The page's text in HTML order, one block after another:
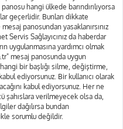
hangi ülkede barındırılıyorsa
geçerlidir. Bunları dikkate
panosundan yasaklanırsınız
Servis Sağlayıcınız da haberdar
uygulanmasına yardımcı olmak
mesaj panosunda uygun
bir başlığı silme, değiştirme,
ediyorsunuz. Bir kullanıcı olarak
kabul ediyorsunuz. Her ne
şahıslara verilmeyecek olsa da,
dağılırsa bundan
sorumlu değildir.